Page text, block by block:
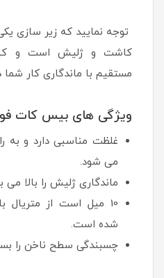
توجه نمایید که زیر سازی
کاشت و ژلیش است و
مستقیم با ماندگاری کار شما
ویژگی های بیس کات
غلظت مناسبی دارد و
می شود.
ماندگاری ژلیش را بالا می
10 میل است از
شده است.
چسبندگی سطح ناخن را